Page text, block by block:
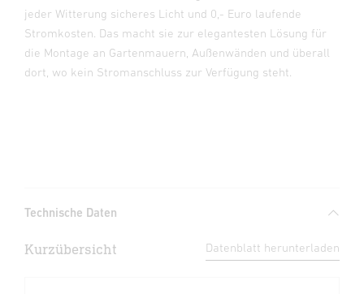
jeder Witterung sicheres Licht und 0,- Euro laufende
Stromkosten. Das macht sie zur elegantesten Lösung für
die Montage an Gartenmauern, Außenwänden und überall
dort, wo kein Stromanschluss zur Verfügung steht.
Technische Daten
Kurzübersicht Datenblatt herunterladen